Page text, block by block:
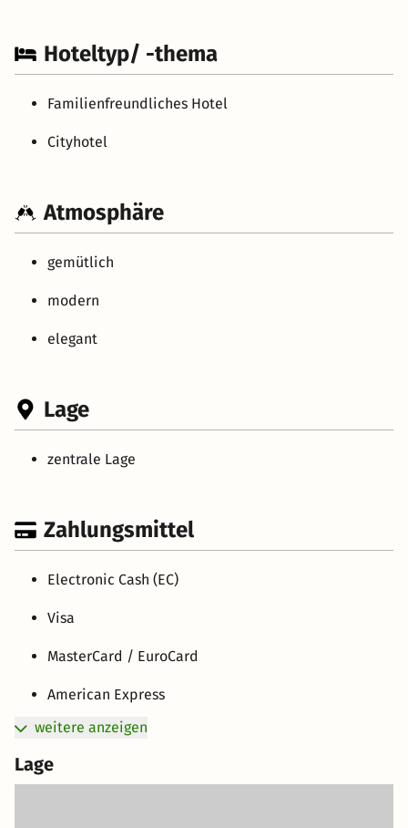
Hoteltyp/ -thema
Familienfreundliches Hotel
Cityhotel
Atmosphäre
gemütlich
modern
elegant
Lage
zentrale Lage
Zahlungsmittel
Electronic Cash (EC)
Visa
MasterCard / EuroCard
American Express
weitere anzeigen
Lage